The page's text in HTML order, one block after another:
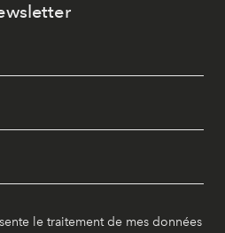
le traitement de mes données